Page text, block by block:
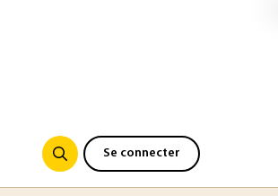
Se connecter